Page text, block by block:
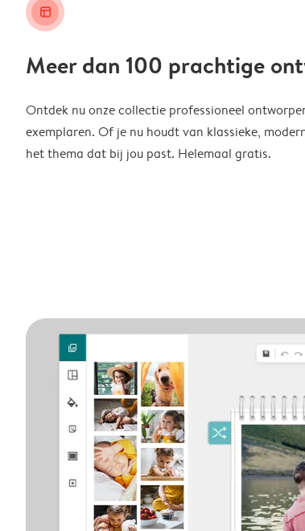
layout_alt
Meer dan 100 prachtige
Ontdek nu onze collectie professioneel
exemplaren. Of je nu houdt van klassieke,
het thema dat bij jou past. Helemaal gratis.